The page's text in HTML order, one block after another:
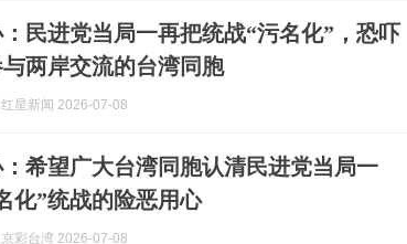
：民进党当局一再把统战“污名化”，恐吓
两岸交流的台湾同胞
红星新闻 2026-07-08
：希望广大台湾同胞认清民进党当局一
化”统战的险恶用心
京彩台湾 2026-07-08